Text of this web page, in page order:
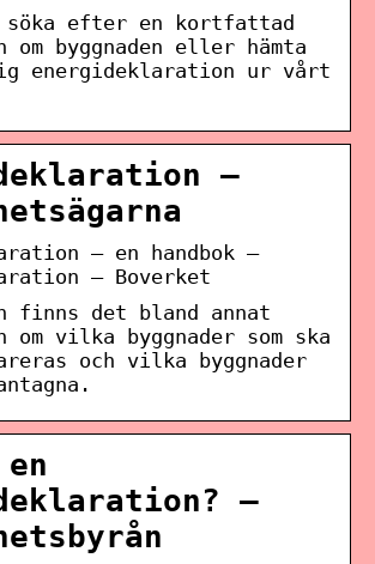
söka efter en kortfattad
om byggnaden eller hämta
energideklaration ur vårt
–
– en handbok –
– Boverket
finns det bland annat
om vilka byggnader som ska
och vilka byggnader
–